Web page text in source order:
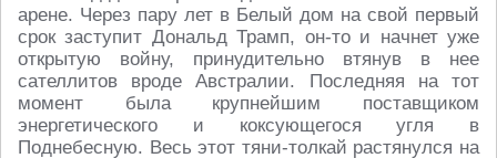
арене. Через пару лет в Белый дом на свой первый
срок заступит Дональд Трамп, он-то и начнет уже
открытую войну, принудительно втянув в нее
сателлитов вроде Австралии. Последняя на тот
момент была крупнейшим поставщиком
энергетического и коксующегося угля в
Поднебесную. Весь этот тяни-толкай растянулся на